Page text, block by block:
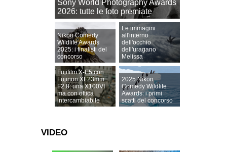
Sony World Photography Awards
2026: tutte le foto premiate
Nikon Comedy
Wildlife Awards
2025: i finalisti del
concorso
Le immagini
all'interno
dell'occhio
dell'uragano
Melissa
Fujifilm X-E5 con
Fujinon XF23mm
F2.8: una X100VI
ma con ottica
intercambiabile
2025 Nikon
Comedy Wildlife
Awards: i primi
scatti del concorso
VIDEO